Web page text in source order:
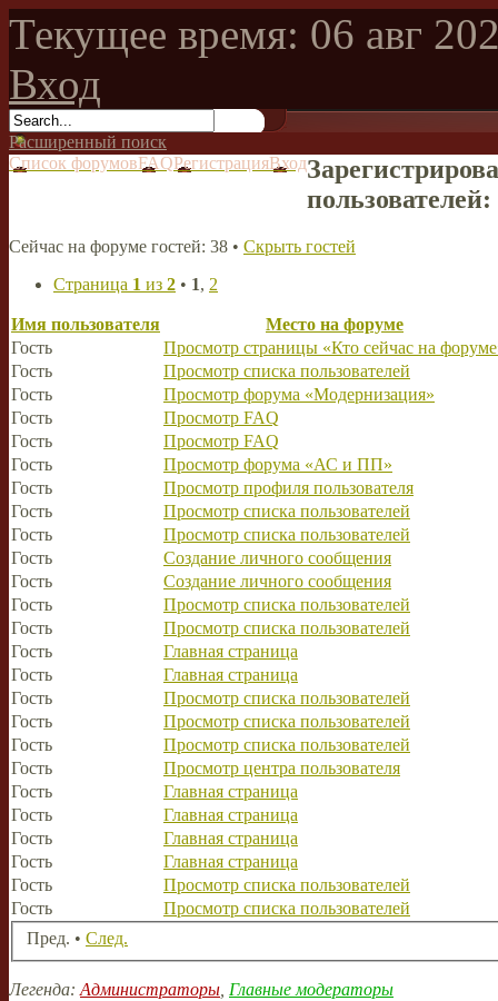
Текущее время: 06 авг
Вход
Расширенный поиск
Список форумовFAQРегистрацияВход
пользователей:
Сейчас на форуме гостей: 38 • Скрыть гостей
Страница 1 из 2 • 1, 2
Имя пользователя
Место на форуме
Гость
Просмотр страницы «Кто сейчас на
Гость
Просмотр списка пользователей
Гость
Просмотр форума «Модернизация»
Гость
Просмотр FAQ
Гость
Просмотр FAQ
Гость
Просмотр форума «АС и ПП»
Гость
Просмотр профиля пользователя
Гость
Просмотр списка пользователей
Гость
Просмотр списка пользователей
Гость
Создание личного сообщения
Гость
Создание личного сообщения
Гость
Просмотр списка пользователей
Гость
Просмотр списка пользователей
Гость
Главная страница
Гость
Главная страница
Гость
Просмотр списка пользователей
Гость
Просмотр списка пользователей
Гость
Просмотр списка пользователей
Гость
Просмотр центра пользователя
Гость
Главная страница
Гость
Главная страница
Гость
Главная страница
Гость
Главная страница
Гость
Просмотр списка пользователей
Гость
Просмотр списка пользователей
Пред. • След.
Легенда:Администраторы, Главные модераторы